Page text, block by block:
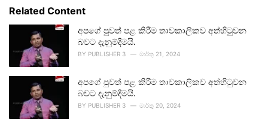
o
r
i
:Related Content
අපගේ පුවත් පළ කිරීම තාවකාලිකව අත්හිටුවන
බවට දැනුම්දීමයි.
BY PUBLISHER 3 මාර්තු 21, 2024
අපගේ පුවත් පළ කිරීම තාවකාලිකව අත්හිටුවන
බවට දැනුම්දීමයි.
BY PUBLISHER 3 මාර්තු 20, 2024